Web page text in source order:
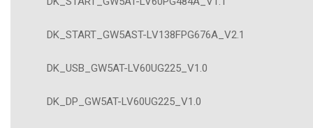
DK_START_GW5AST-LV138FPG676A_V2.1
DK_USB_GW5AT-LV60UG225_V1.0
DK_DP_GW5AT-LV60UG225_V1.0